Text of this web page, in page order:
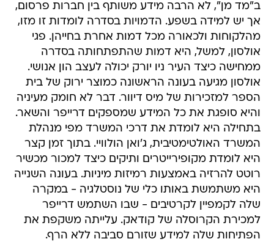
ב"מד מן", לא הרבה מידע משותף בין חברות פרסום,
אך יש למידה בשפע. הדמויות בסדרה לומדות זו מזו,
מהלקוחות ולכאורה מכל דמות אחרת בחייהן. פגי
אולסון, למשל, היא דמות שהתפתחותה בסדרה
ממחישה כיצד העיר ניו יורק יכולה לעצב הון אנושי.
אולסון מגיעה בעונה הראשונה כמוצר ירוק של בית
הספר למזכירות של מיס דיוור. דבר לא חומק מעיניה
והיא סופגת את כל המידע שמספקים דרייפר והשאר.
בתחילה היא לומדת את דרכי המשרד מפי מנהלת
המשרד האולטימטיבית, ג'ואן הולוויי. בתוך זמן קצר
היא לומדת מקופירייטרים ותיקים כיצד למכור מכשיר
רוטט להרזיה באמצעות רמיזות מיניות. בעונה השנייה
היא משתמשת באותו כלי של נוסטלגיה - במקרה
שלה לקמפיין לקרטיבים - שבו השתמש דרייפר
למכירת הקרוסלה של קודאק. עלייתה משקפת את
הפתיחות שלה למידע שזורם סביבה ללא הרף.